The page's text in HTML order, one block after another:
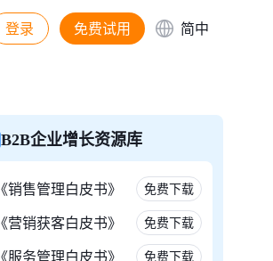
登录 免费试用 简中
B2B企业增长资源库
《销售管理白皮书》 免费下载
《营销获客白皮书》 免费下载
《服务管理白皮书》 免费下载